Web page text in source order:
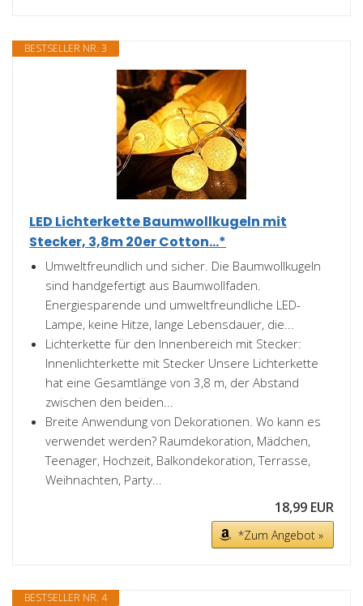
BESTSELLER NR. 3
LED Lichterkette Baumwollkugeln mit
Stecker, 3,8m 20er Cotton...*
Umweltfreundlich und sicher. Die Baumwollkugeln
sind handgefertigt aus Baumwollfaden.
Energiesparende und umweltfreundliche LED-
Lampe, keine Hitze, lange Lebensdauer, die...
Lichterkette für den Innenbereich mit Stecker:
Innenlichterkette mit Stecker Unsere Lichterkette
hat eine Gesamtlänge von 3,8 m, der Abstand
zwischen den beiden...
Breite Anwendung von Dekorationen. Wo kann es
verwendet werden? Raumdekoration, Mädchen,
Teenager, Hochzeit, Balkondekoration, Terrasse,
Weihnachten, Party...
18,99 EUR
*Zum Angebot »
BESTSELLER NR. 4